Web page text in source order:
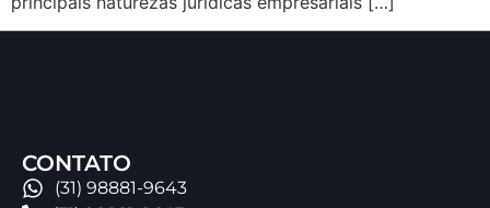
CONTATO
(31) 98881-9643